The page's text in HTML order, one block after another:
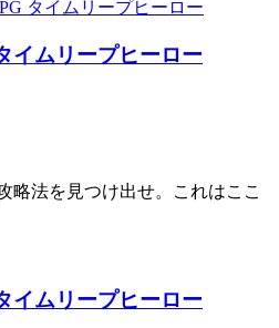
イムリープヒーロー
略法を見つけ出せ。これはここ
イムリープヒーロー